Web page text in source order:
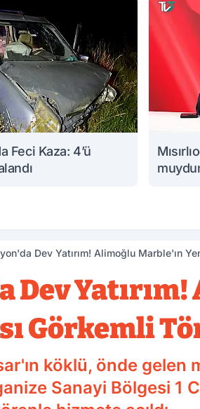
Feci Kaza: 4’ü
Dev Yatırım! Alimoğlu Marble'ın
Dev
Görkemli
köklü, önde gelen
Sanayi Bölgesi 1